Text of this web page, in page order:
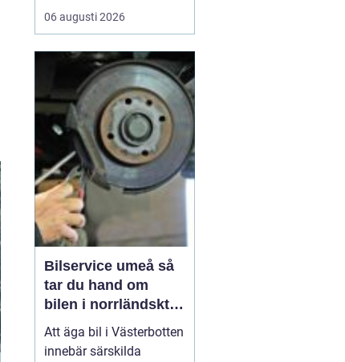
om funktion och
hållbarhet. Bilens lack är
skyddar karos...
06 augusti 2026
Bilservice umeå så
tar du hand om
bilen i norrländskt
klimat
Att äga bil i Västerbotten
innebär särskilda